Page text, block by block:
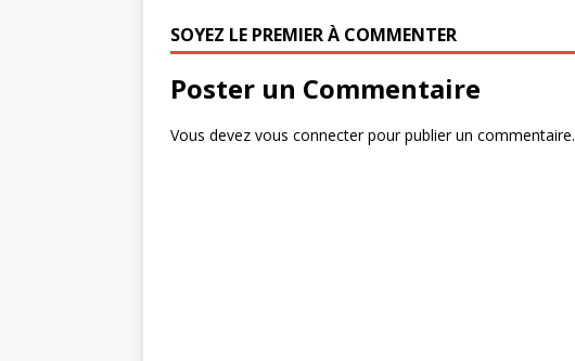
b
o
o
k
r e
r
SOYEZ LE PREMIER À COMMENTER
Poster un Commentaire
Vous devez vous connecterpour publier un commentaire.